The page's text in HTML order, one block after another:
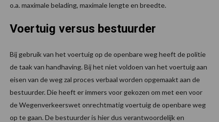
o.a. maximale belading, maximale lengte en breedte.
Voertuig versus bestuurder
Bij gebruik van het voertuig op de openbare weg heeft de politie
de taak van handhaving. Bij het niet voldoen van het voertuig aan
eisen van de weg zal proces verbaal worden opgemaakt aan de
bestuurder. Die heeft er immers voor gekozen om met een voor
de Wegenverkeerswet onrechtmatig voertuig de openbare weg
op te gaan. De bestuurder is hier dus verantwoordelijk en